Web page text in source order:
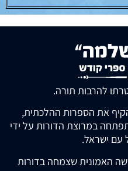
להרבות תורה.
את הספרות ההלכתית,
במרוצת הדורות על ידי
עם ישראל.
האמונית שצמחה בדורות